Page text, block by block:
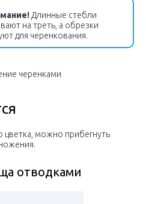
Длинные стебли
на треть, а обрезки
для черенкования.
черенками
цветка, можно прибегнуть
отводками